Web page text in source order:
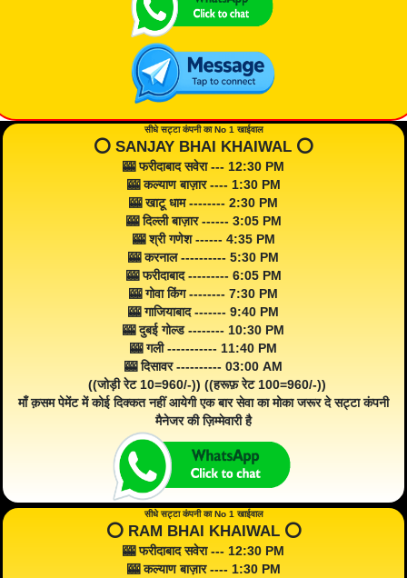
सीधे सट्टा कंपनी का No 1 खाईवाल
⭕️ SANJAY BHAI KHAIWAL ⭕️
🎰 फरीदाबाद सवेरा --- 12:30 PM
🎰 कल्याण बाज़ार ---- 1:30 PM
🎰 खाटू धाम -------- 2:30 PM
🎰 दिल्ली बाज़ार ------ 3:05 PM
🎰 श्री गणेश ------ 4:35 PM
🎰 करनाल ---------- 5:30 PM
🎰 फरीदाबाद --------- 6:05 PM
🎰 गोवा किंग -------- 7:30 PM
🎰 गाजियाबाद ------- 9:40 PM
🎰 दुबई गोल्ड -------- 10:30 PM
🎰 गली ----------- 11:40 PM
🎰 दिसावर ---------- 03:00 AM
((जोड़ी रेट 10=960/-)) ((हरूफ़ रेट 100=960/-))
माँ क़सम पेमेंट में कोई दिक्कत नहीं आयेगी एक बार सेवा का मोका जरूर दे सट्टा कंपनी
मैनेजर की ज़िम्मेवारी है
सीधे सट्टा कंपनी का No 1 खाईवाल
⭕️ RAM BHAI KHAIWAL ⭕️
🎰 फरीदाबाद सवेरा --- 12:30 PM
🎰 कल्याण बाज़ार ---- 1:30 PM